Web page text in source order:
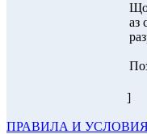
аз
]
ПРАВИЛА И УСЛОВИЯ